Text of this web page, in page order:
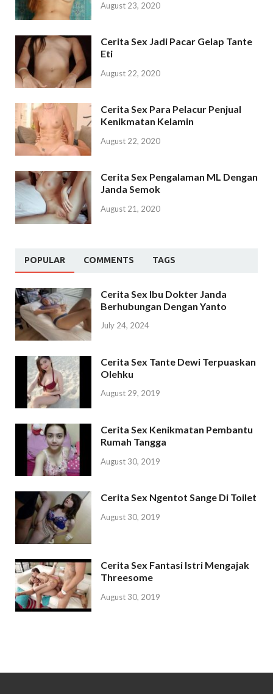
August 23, 2020
Cerita Sex Jadi Pacar Gelap Tante
Eti
August 22, 2020
Cerita Sex Para Pelacur Penjual
Kenikmatan Kelamin
August 22, 2020
Cerita Sex Pengalaman ML Dengan
Janda Semok
August 21, 2020
POPULAR COMMENTS TAGS
Cerita Sex Ibu Dokter Janda
Berhubungan Dengan Yanto
July 24, 2024
Cerita Sex Tante Dewi Terpuaskan
Olehku
August 29, 2019
Cerita Sex Kenikmatan Pembantu
Rumah Tangga
August 30, 2019
Cerita Sex Ngentot Sange Di Toilet
August 30, 2019
Cerita Sex Fantasi Istri Mengajak
Threesome
August 30, 2019